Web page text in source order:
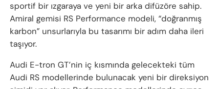
sportif bir ızgaraya ve yeni bir arka difüzöre sahip.
Amiral gemisi RS Performance modeli, “doğranmış
karbon” unsurlarıyla bu tasarımı bir adım daha ileri
taşıyor.
Audi E-tron GT’nin iç kısmında gelecekteki tüm
Audi RS modellerinde bulunacak yeni bir direksiyon